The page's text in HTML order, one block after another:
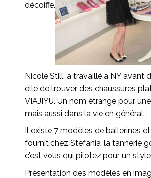
décoiffe.
Nicole Still, a travaillé à NY avant
elle de trouver des chaussures
VIAJIYU. Un nom étrange pour
mais aussi dans la vie en général.
Il existe 7 modèles de ballerines
fournit chez Stefania, la tannerie
c’est vous qui pilotez pour un
Présentation des modèles en